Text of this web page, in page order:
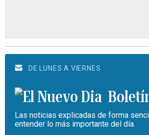
DE LUNES A VIERNES
Las noticias explicadas de forma
entender lo más importante del día.